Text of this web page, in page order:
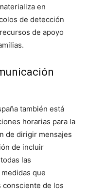
en
de detección
de apoyo
también está
horarias para la
de dirigir mensajes
de incluir
las
que
consciente de los